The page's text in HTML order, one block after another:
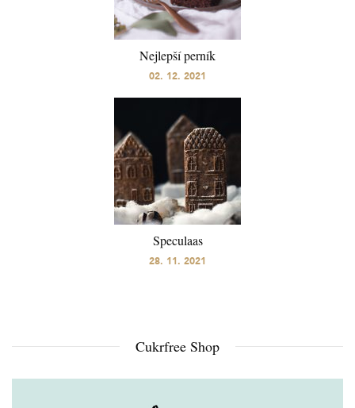
Nejlepší perník
02. 12. 2021
Speculaas
28. 11. 2021
Cukrfree Shop